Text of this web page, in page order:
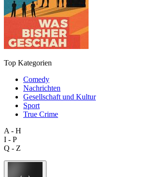
Top Kategorien
Comedy
Nachrichten
Gesellschaft und Kultur
Sport
True Crime
A - H
I - P
Q - Z